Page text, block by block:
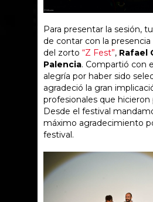
Para presentar la sesión,
de contar con la
del zorto “Z Fest”, Rafael
Palencia. Compartió con
alegría por haber sido
agradeció la gran
profesionales que hicieron
Desde el festival
máximo agradecimiento
festival.